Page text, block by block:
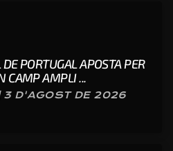
PORTUGAL APOSTA PER
CAMP AMPLI ...
3 D'AGOST DE 2026